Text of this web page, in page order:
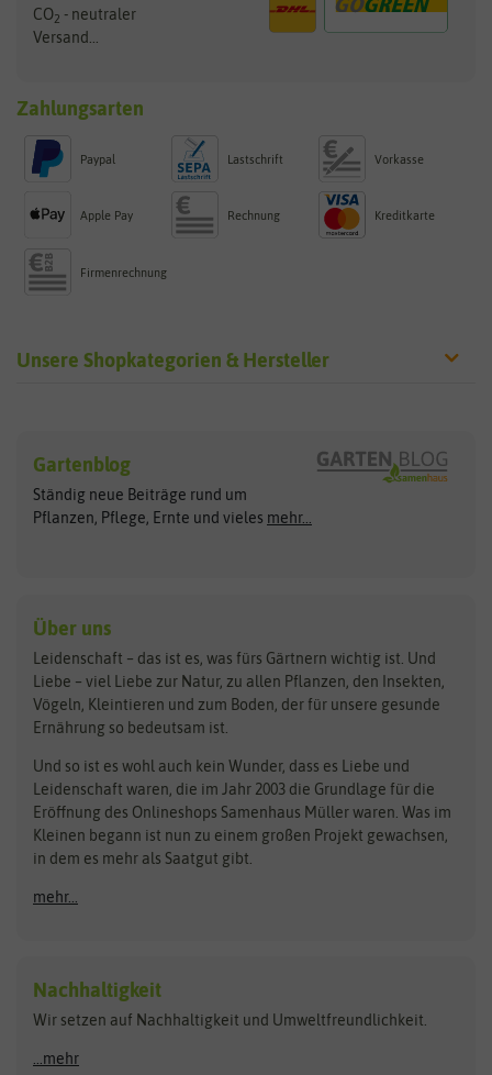
CO2 - neutraler
Versand...
Zahlungsarten
Paypal Lastschrift Vorkasse
Apple Pay Rechnung Kreditkarte
Firmenrechnung
Unsere Shopkategorien & Hersteller
Exotische Samen
Gemüsesamen
Gründünger
Kräutersamen
Obstsamen
Pilzbrut
Rasensamen
Steckzwiebeln
Zimmer & Kübelpflanzen
Kataloge
Schnäppchen
Anzucht & Gartenzubehör
Anzuchtschalen
Heizmatte & Heizkabel
Kokos-Quelltabletten
Zimmergewächshaus
Arche Noah
ASB Greenworld
Benary
Bingenheimer Saatgut
Bionana
BIOWOL
Blumicorn
Bûten Birds
Carl Pabst
Clever Pots
COMPO
Dürr-Samen
Feldsaaten Freudenberger
Fertil
Flora Elite
Florissa
Flortis
Hortitops
Gartenblog
Ständig neue Beiträge rund um
Pflanzen, Pflege, Ernte und vieles mehr...
Über uns
Leidenschaft – das ist es, was fürs Gärtnern wichtig ist. Und
Liebe – viel Liebe zur Natur, zu allen Pflanzen, den Insekten,
Vögeln, Kleintieren und zum Boden, der für unsere gesunde
Ernährung so bedeutsam ist.
Und so ist es wohl auch kein Wunder, dass es Liebe und
Leidenschaft waren, die im Jahr 2003 die Grundlage für die
Eröffnung des Onlineshops Samenhaus Müller waren. Was im
Kleinen begann ist nun zu einem großen Projekt gewachsen,
in dem es mehr als Saatgut gibt.
mehr...
Nachhaltigkeit
Wir setzen auf Nachhaltigkeit und Umweltfreundlichkeit.
...mehr